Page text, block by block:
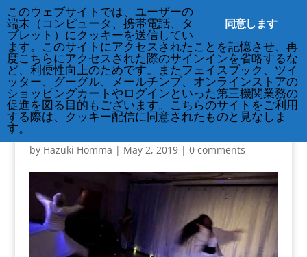
212-677-8621 info@crsny.org
IMG_0104
by Hazuki Homma | May 2, 2019| 0 comments
同意します
このウェブサイトでは、ユーザーの
端末（コンピュータ、携帯電話、タ
ブレット）にクッキーを送信してい
ます。このサイトにアクセスされたことを記憶させ、再
度こちらにアクセスされた際のサインインを省略するな
ど、利便性向上のためです。またフェイスブック、ツイ
ッター、グーグル、メールチンプ、オンラインストアの
ショッピングカートやログインといった第三機関業務の
促進を図る目的もございます。こちらのサイトをご利用
する際は、クッキー配信に同意されたものと見なしま
す。